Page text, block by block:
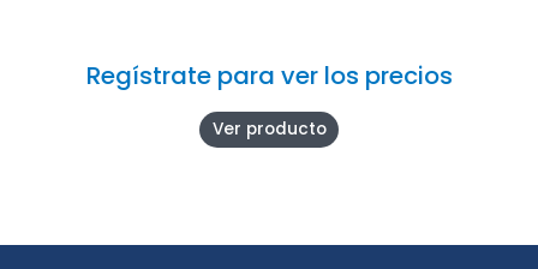
Regístrate para ver los precios
Ver producto